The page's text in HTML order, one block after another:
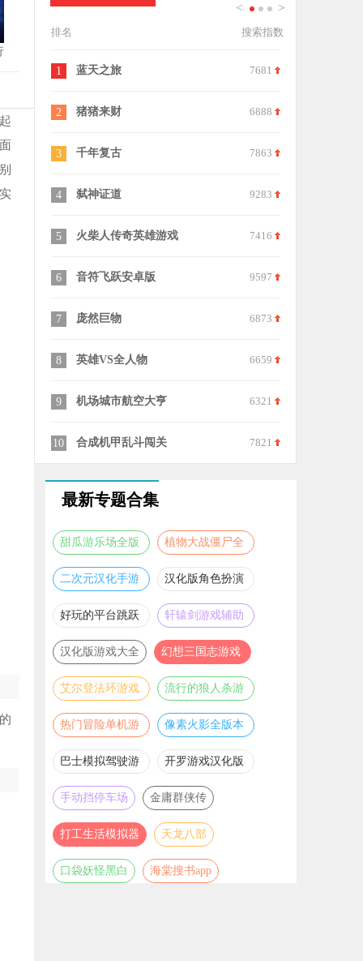
< >
排名 搜索指数
1 蓝天之旅 7681
2 猪猪来财 6888
3 千年复古 7863
4 弑神证道 9283
5 火柴人传奇英雄游戏 7416
6 音符飞跃安卓版 9597
7 庞然巨物 6873
8 英雄VS全人物 6659
9 机场城市航空大亨 6321
10 合成机甲乱斗闯关 7821
最新专题合集
甜瓜游乐场全版
本合集
植物大战僵尸全
版本合集
二次元汉化手游
推荐
汉化版角色扮演
游戏大全
好玩的平台跳跃
游戏合集
轩辕剑游戏辅助
合集
汉化版游戏大全
幻想三国志游戏
辅助合集
艾尔登法环游戏
辅助合集
流行的狼人杀游
戏合集
热门冒险单机游
戏合集
像素火影全版本
合集
巴士模拟驾驶游
戏合集
开罗游戏汉化版
大全
手动挡停车场
金庸群侠传
打工生活模拟器 天龙八部
口袋妖怪黑白 海棠搜书app